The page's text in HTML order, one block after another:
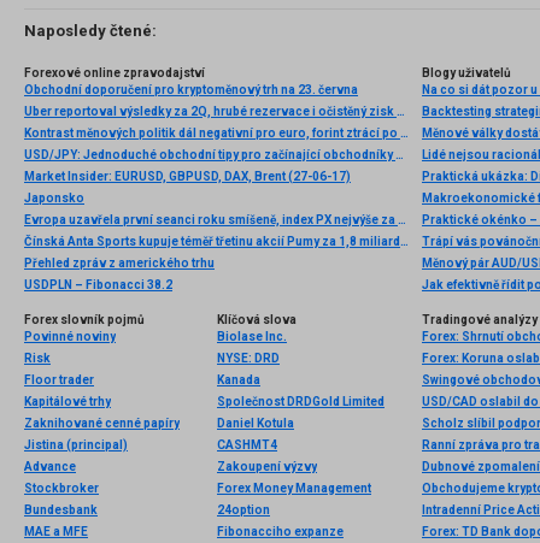
Naposledy čtené:
Forexové online zpravodajství
Obchodní doporučení pro kryptoměnový trh na 23. června
Uber reportoval výsledky za 2Q, hrubé rezervace i očistěný zisk EBITDA překonaly odhady analytiků
Kontrast měnových politik dál negativní pro euro, forint ztrácí po dalším poklesu cen
USD/JPY: Jednoduché obchodní tipy pro začínající obchodníky na 17. ledna (americká seance)
Market Insider: EURUSD, GBPUSD, DAX, Brent (27-06-17)
Japonsko
Evropa uzavřela první seanci roku smíšeně, index PX nejvýše za poslední měsíc
Čínská Anta Sports kupuje téměř třetinu akcií Pumy za 1,8 miliardy dolarů
Přehled zpráv z amerického trhu
USDPLN – Fibonacci 38.2
Blogy uživatelů
Na co si dát pozor
Backtesting
Měnové války
Praktická ukázka:
Makroekonomické
Měnový pár AUD/
Jak efektivně řídit
Forex slovník pojmů
Povinné noviny
Risk
Floor trader
Kapitálové trhy
Zaknihované cenné papíry
Jistina (principal)
Advance
Stockbroker
Bundesbank
MAE a MFE
Klíčová slova
Biolase Inc.
NYSE: DRD
Kanada
Společnost DRDGold Limited
Daniel Kotula
CASHMT4
Zakoupení výzvy
Forex Money Management
24option
Fibonacciho expanze
Tradingové analýzy
Forex: Shrnutí
Forex: Koruna
Swingové
Ranní zpráva pro
Intradenní Price
Forex: TD Bank